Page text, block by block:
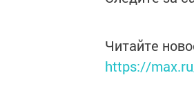
Читайте
https://